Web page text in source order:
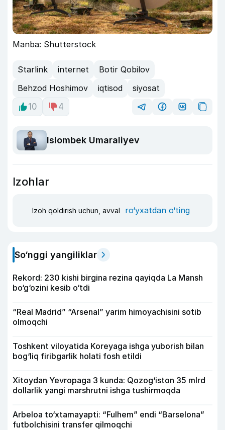
Manba: Shutterstock
Starlink internet
Botir Qobilov
Behzod Hoshimov
iqtisod
siyosat
10
4
Islombek Umaraliyev
Izohlar
Izoh qoldirish uchun, avval ro‘yxatdan o‘ting
So‘nggi yangiliklar
Rekord: 230 kishi birgina rezina qayiqda La Mansh
bo‘g‘ozini kesib o‘tdi
“Real Madrid” “Arsenal” yarim himoyachisini sotib
olmoqchi
Toshkent viloyatida Koreyaga ishga yuborish bilan
bog‘liq firibgarlik holati fosh etildi
Xitoydan Yevropaga 3 kunda: Qozog‘iston 35 mlrd
dollarlik yangi marshrutni ishga tushirmoqda
Arbeloa to‘xtamayapti: “Fulhem” endi “Barselona”
futbolchisini transfer qilmoqchi